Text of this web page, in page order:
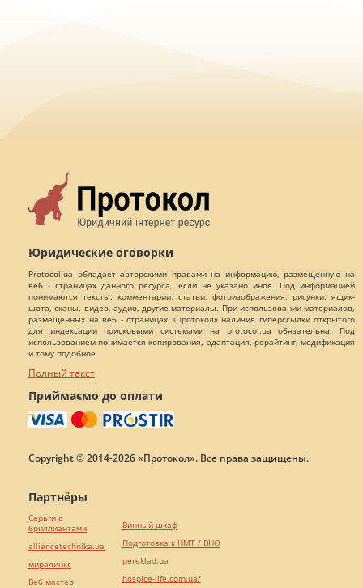
Юридические оговорки
Protocol.ua обладает авторскими правами на информацию, размещенную на
веб - страницах данного ресурса, если не указано иное. Под информацией
понимаются тексты, комментарии, статьи, фотоизображения, рисунки, ящик-
шота, сканы, видео, аудио, другие материалы. При использовании материалов,
размещенных на веб - страницах «Протокол» наличие гиперссылки открытого
для индексации поисковыми системами на protocol.ua обязательна. Под
использованием понимается копирования, адаптация, рерайтинг, модификация
и тому подобное.
Полный текст
Приймаємо до оплати
Copyright © 2014-2026 «Протокол». Все права защищены.
Партнёры
Серьги с
бриллиантами
alliancetechnika.ua
миралинкс
Веб мастер
Винный шкаф
Подготовка к НМТ / ВНО
pereklad.ua
hospice-life.com.ua/